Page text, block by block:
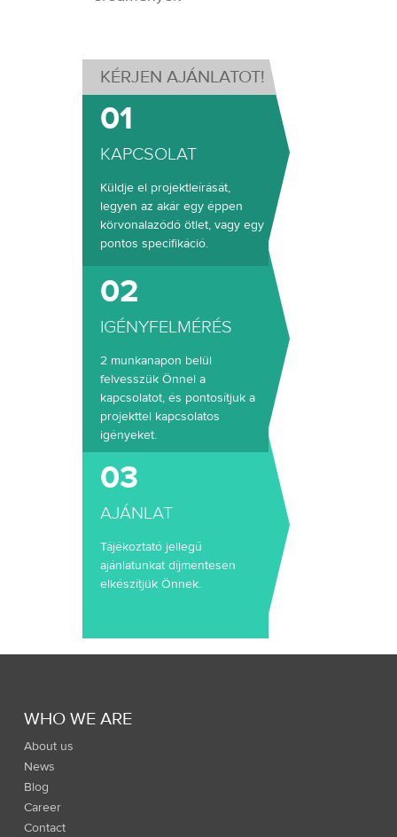
KÉRJEN AJÁNLATOT!
01
KAPCSOLAT
Küldje el projektleírását,
legyen az akár egy éppen
körvonalazódó ötlet, vagy egy
pontos specifikáció.
02
IGÉNYFELMÉRÉS
2 munkanapon belül
felvesszük Önnel a
kapcsolatot, és pontosítjuk a
projekttel kapcsolatos
igényeket.
03
AJÁNLAT
Tájékoztató jellegű
ajánlatunkat díjmentesen
elkészítjük Önnek.
WHO WE ARE
About us
News
Blog
Career
Contact